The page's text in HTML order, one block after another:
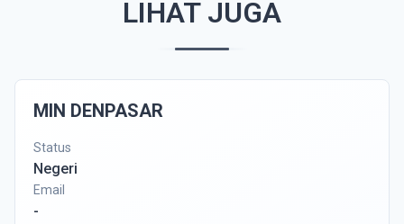
LIHAT JUGA
MIN DENPASAR
Status
Negeri
Email
-